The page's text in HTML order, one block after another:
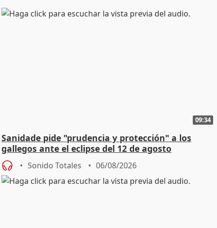
09:34
Sanidade pide "prudencia y protección" a los
gallegos ante el eclipse del 12 de agosto
Sonido Totales 06/08/2026